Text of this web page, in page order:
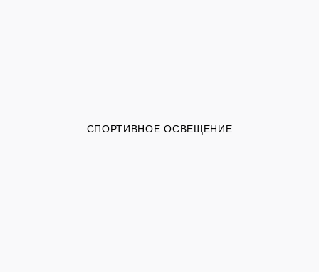
СПОРТИВНОЕ ОСВЕЩЕНИЕ